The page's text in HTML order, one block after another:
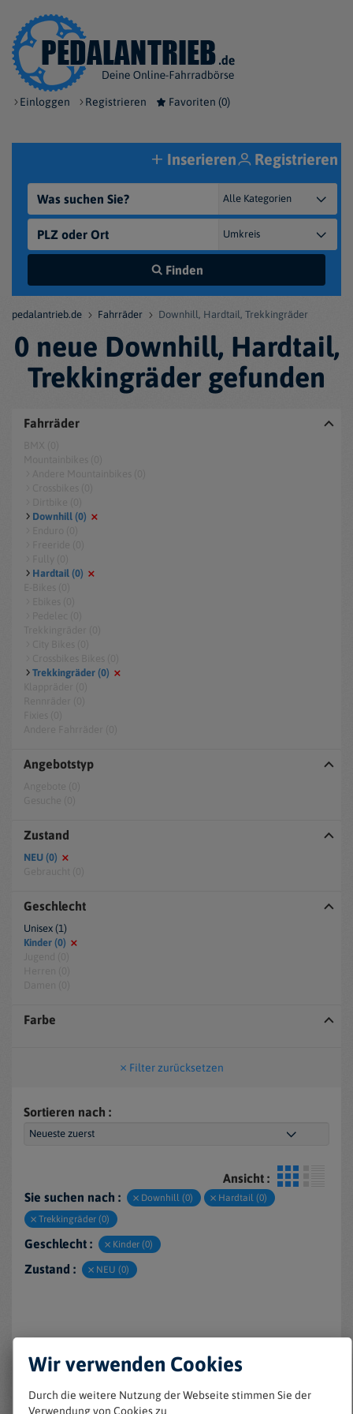
Einloggen Registrieren Favoriten (0)
Finden
Inserieren Registrieren
pedalantrieb.de Fahrräder Downhill, Hardtail, Trekkingräder
0 neue Downhill, Hardtail,
Trekkingräder gefunden
Fahrräder
Downhill (0)
Hardtail (0)
Trekkingräder (0)
Angebotstyp
Zustand
NEU (0)
Geschlecht
Unisex (1)
Kinder (0)
Farbe
Filter zurücksetzen
Sortieren nach :
Ansicht :
Sie suchen nach :
Downhill (0)
Hardtail (0)
Trekkingräder (0)
Geschlecht : Kinder (0)
Zustand : NEU (0)
Wir verwenden Cookies
Durch die weitere Nutzung der Webseite stimmen Sie der
Verwendung von Cookies zu